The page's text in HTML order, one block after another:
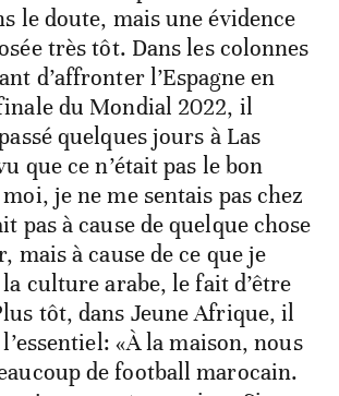
le doute, mais une évidence
très tôt. Dans les colonnes
d’affronter l’Espagne en
du Mondial 2022, il
quelques jours à Las
que ce n’était pas le bon
je ne me sentais pas chez
pas à cause de quelque chose
mais à cause de ce que je
culture arabe, le fait d’être
tôt, dans Jeune Afrique, il
«À la maison, nous
de football marocain.